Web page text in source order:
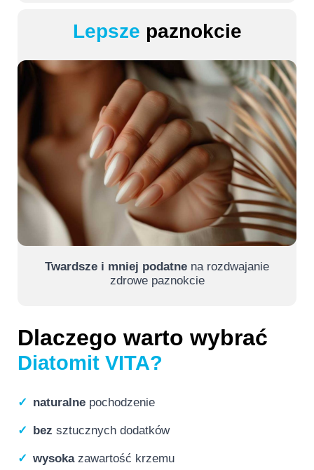
Lepsze paznokcie
Twardsze i mniej podatne na rozdwajanie
zdrowe paznokcie
Dlaczego warto wybrać
Diatomit VITA?
✓ naturalne pochodzenie
✓ bez sztucznych dodatków
✓ wysoka zawartość krzemu